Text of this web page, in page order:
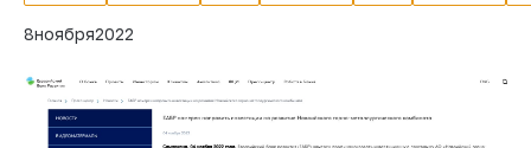
8ноября2022